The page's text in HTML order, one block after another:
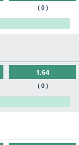
( 0 )
1.64
( 0 )